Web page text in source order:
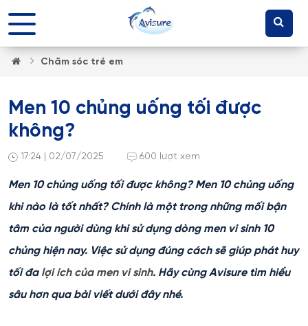
Chăm sóc trẻ em
Men 10 chủng uống tối được
không?
17:24 | 02/07/2025 600 lượt xem
Men 10 chủng uống tối được không? Men 10 chủng uống
khi nào là tốt nhất? Chính là một trong những mối bận
tâm của người dùng khi sử dụng dòng men vi sinh 10
chủng hiện nay. Việc sử dụng đúng cách sẽ giúp phát huy
tối đa lợi ích của men vi sinh. Hãy cùng Avisure tìm hiểu
sâu hơn qua bài viết dưới đây nhé.